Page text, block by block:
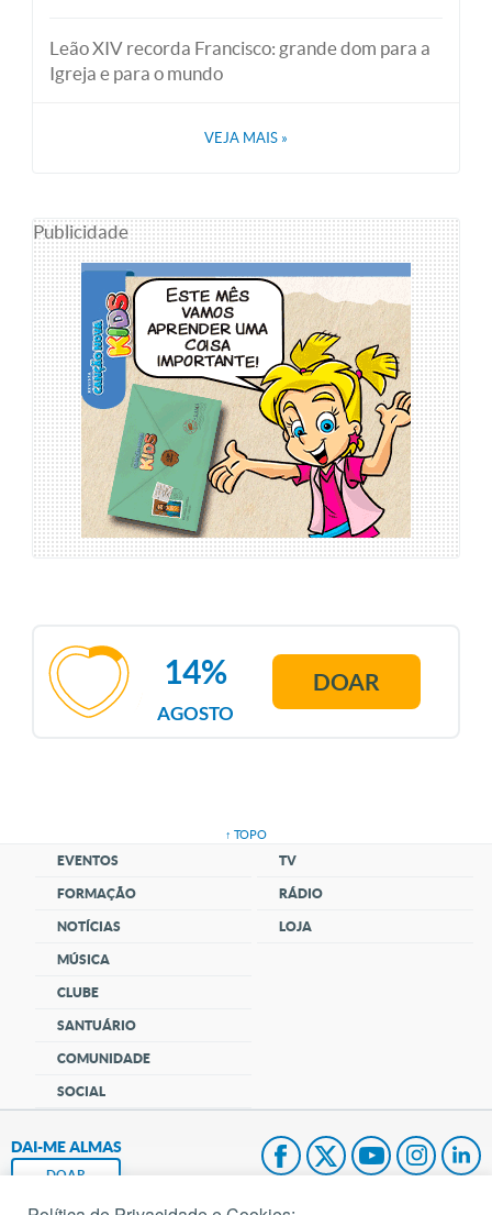
Leão XIV recorda Francisco: grande dom para a
Igreja e para o mundo
VEJA MAIS »
Publicidade
AGOSTO
14% DOAR
↑ TOPO
EVENTOS
FORMAÇÃO
NOTÍCIAS
MÚSICA
CLUBE
SANTUÁRIO
COMUNIDADE
SOCIAL
TV
RÁDIO
LOJA
DAI-ME ALMAS
DOAR